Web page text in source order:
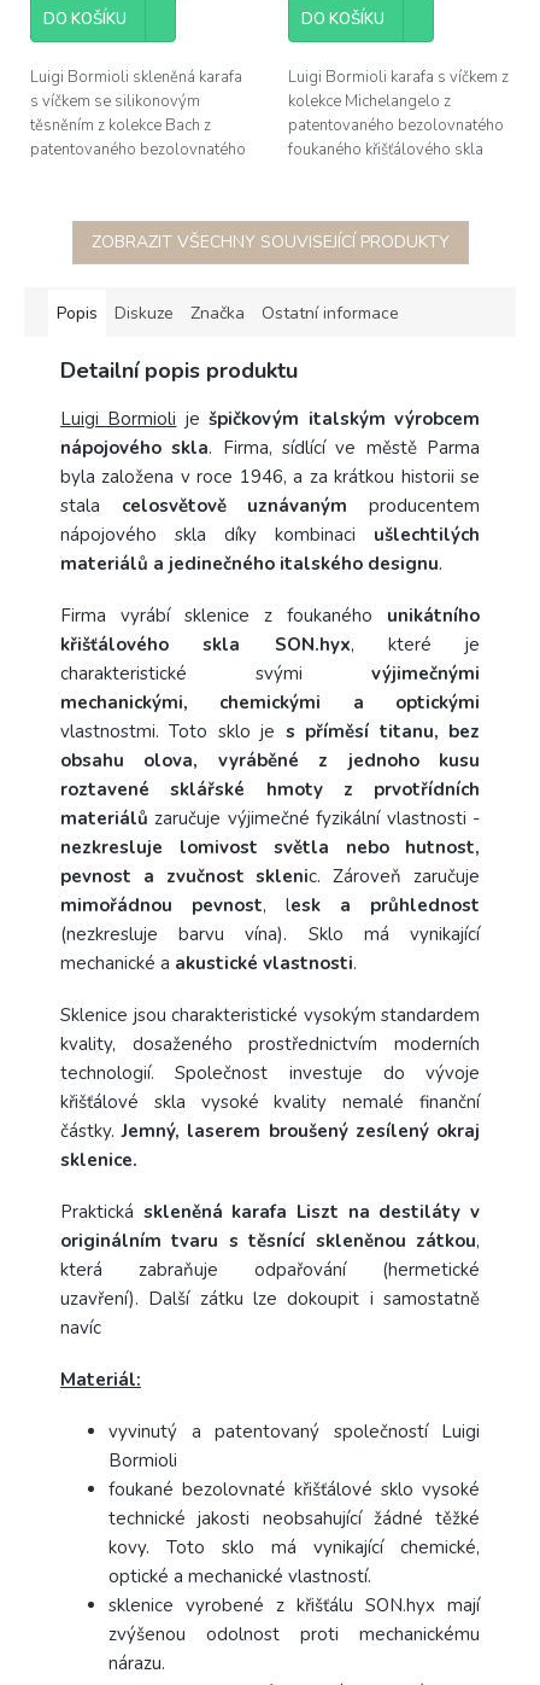
DO KOŠÍKU
Luigi Bormioli skleněná karafa
s víčkem se silikonovým
těsněním z kolekce Bach z
patentovaného bezolovnatého
proti...
DO KOŠÍKU
Luigi Bormioli karafa s víčkem z
kolekce Michelangelo z
patentovaného bezolovnatého
foukaného křišťálového skla
ZOBRAZIT VŠECHNY SOUVISEJÍCÍ PRODUKTY
Popis Diskuze Značka Ostatní informace
Detailní popis produktu
Luigi Bormioli ješpičkovým italským výrobcem
nápojového skla. Firma, sídlící ve městě Parma
byla založena v roce 1946, a za krátkou historii se
stala celosvětově uznávaným producentem
nápojového skla díky kombinaci ušlechtilých
materiálů a jedinečného italského designu.
Firma vyrábí sklenice z foukaného unikátního
křišťálového skla SON.hyx, které je
charakteristické svými výjimečnými
mechanickými, chemickými a optickými
vlastnostmi. Toto sklo je s příměsí titanu, bez
obsahu olova, vyráběné z jednoho kusu
roztavené sklářské hmoty z prvotřídních
materiálů zaručuje výjimečné fyzikální vlastnosti -
nezkresluje lomivost světla nebo hutnost,
pevnost a zvučnost sklenic. Zároveň zaručuje
mimořádnou pevnost, lesk a průhlednost
(nezkresluje barvu vína). Sklo má vynikající
mechanické a akustické vlastnosti.
Sklenice jsou charakteristické vysokým standardem
kvality, dosaženého prostřednictvím moderních
technologií. Společnost investuje do vývoje
křišťálové skla vysoké kvality nemalé finanční
částky.Jemný, laserem broušený zesílený okraj
sklenice.
Praktická skleněná karafa Liszt na destiláty v
originálním tvaru s těsnící skleněnou zátkou,
která zabraňuje odpařování (hermetické
uzavření). Další zátku lze dokoupit i samostatně
navíc
Materiál:
vyvinutý a patentovaný společností Luigi
Bormioli
foukané bezolovnaté křišťálové sklo vysoké
technické jakosti neobsahující žádné těžké
kovy. Toto sklo má vynikající chemické,
optické a mechanické vlastností.
sklenice vyrobené z křišťálu SON.hyx mají
zvýšenou odolnost proti mechanickému
nárazu.